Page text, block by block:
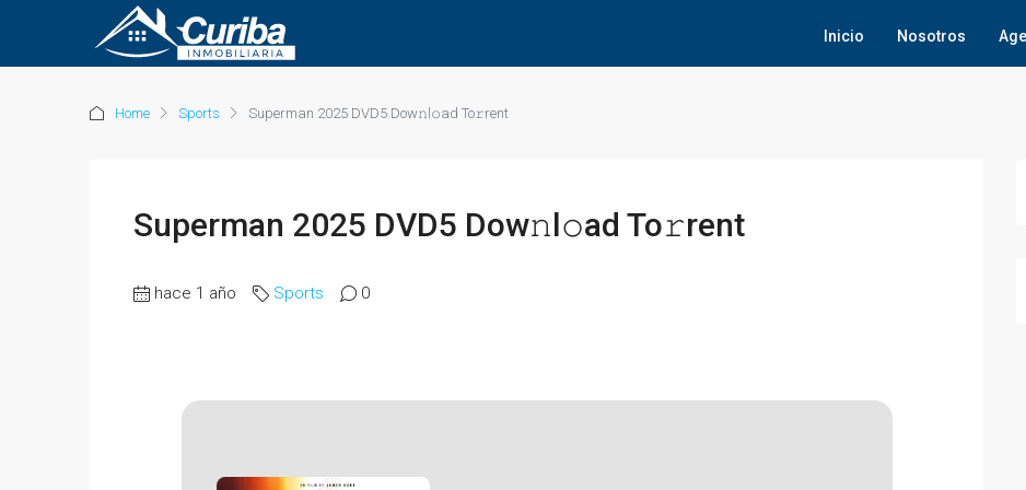
Inicio Nosotros
Home Sports Superman 2025 DVD5 Dow𝚗l𝚘ad To𝚛rent
Superman 2025 DVD5 Dow𝚗l𝚘ad To𝚛rent
hace 1 año Sports 0